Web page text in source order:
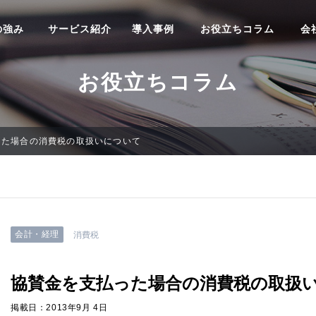
強み サービス紹介 導入事例 お役立ちコラム 会
お役立ちコラム
場合の消費税の取扱いについて
会計・経理 消費税
協賛金を支払った場合の消費税の取扱
掲載日：2013年9月 4日